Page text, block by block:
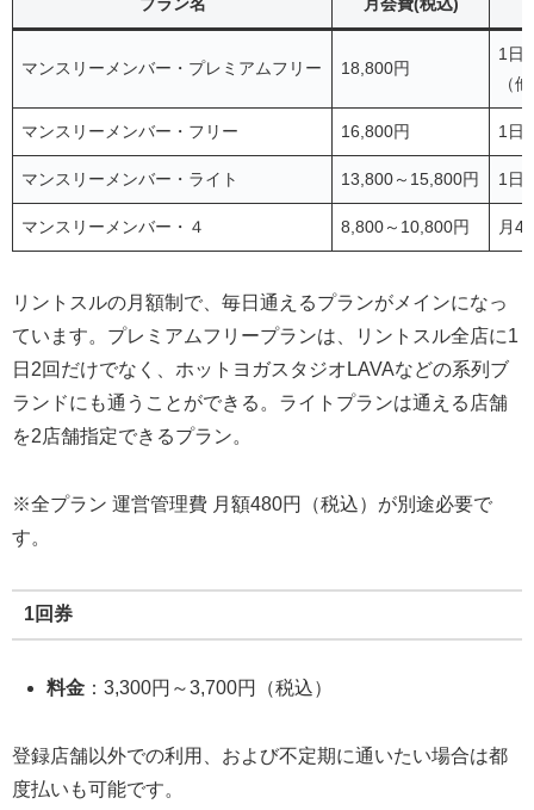
プラン名 月会費(税込)
マンスリーメンバー・プレミアムフリー 18,800円
1日
（
マンスリーメンバー・フリー 16,800円 1日
マンスリーメンバー・ライト 13,800～15,800円 1日
マンスリーメンバー・４ 8,800～10,800円 月4
リントスルの月額制で、毎日通えるプランがメインになっ
ています。プレミアムフリープランは、リントスル全店に1
日2回だけでなく、ホットヨガスタジオLAVAなどの系列ブ
ランドにも通うことができる。ライトプランは通える店舗
を2店舗指定できるプラン。
※全プラン 運営管理費 月額480円（税込）が別途必要で
す。
1回券
料金 ：3,300円～3,700円（税込）
登録店舗以外での利用、および不定期に通いたい場合は都
度払いも可能です。